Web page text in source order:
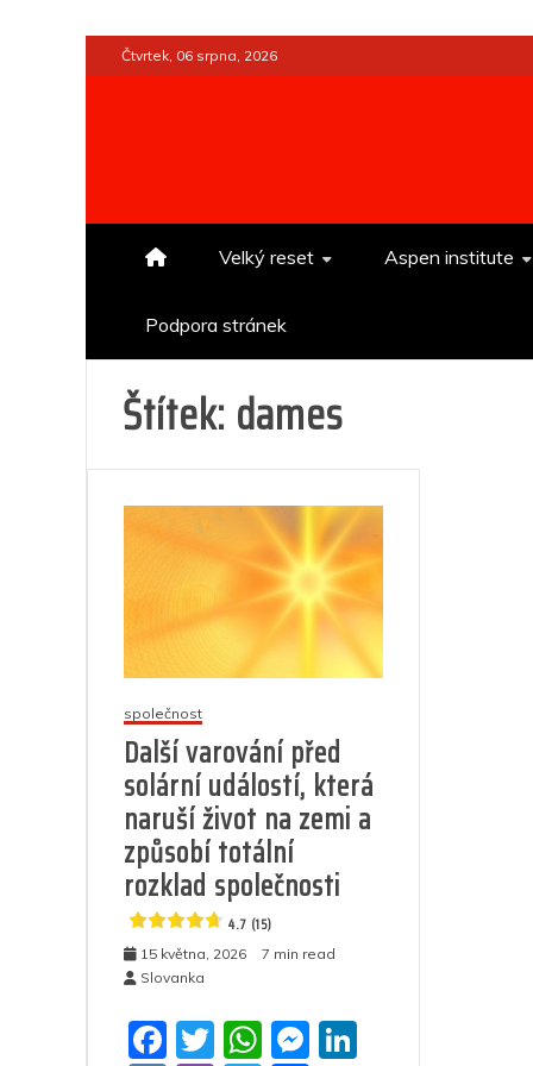
to
Čtvrtek, 06 srpna, 2026
Velký reset Aspen institute
Podpora stránek
Štítek: dames
společnost
Další varování před
solární událostí, která
naruší život na zemi a
způsobí totální
rozklad společnosti
4.7 (15)
15 května, 2026
7 min read
Slovanka
F
T
W M